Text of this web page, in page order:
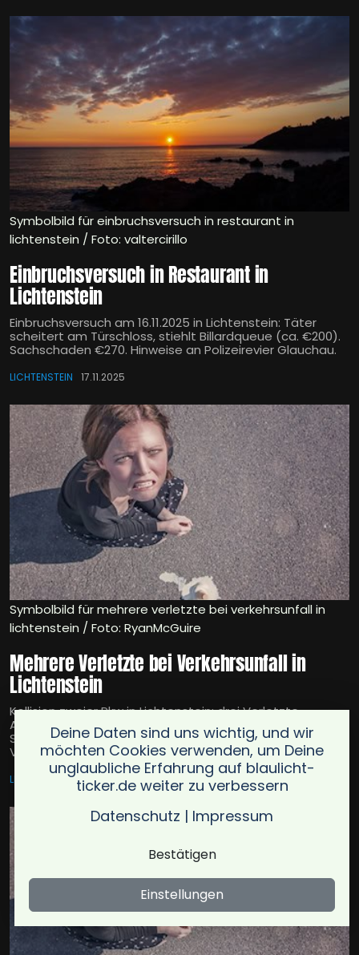
Symbolbild für einbruchsversuch in restaurant in
lichtenstein / Foto: valtercirillo
Einbruchsversuch in Restaurant in
Lichtenstein
Einbruchsversuch am 16.11.2025 in Lichtenstein: Täter
scheitert am Türschloss, stiehlt Billardqueue (ca. €200).
Sachschaden €270. Hinweise an Polizeirevier Glauchau.
LICHTENSTEIN 17.11.2025
Symbolbild für mehrere verletzte bei verkehrsunfall in
lichtenstein / Foto: RyanMcGuire
Mehrere Verletzte bei Verkehrsunfall in
Lichtenstein
Kollision zweier Pkw in Lichtenstein: drei Verletzte,
Alkoholisierung eines Fahrers (1,3 ‰), ca. 45.000 €
Schaden, Abschlepp- und Reinigungsarbeiten,
Verkehrsbeeinträchtigungen.
LICHTENSTEIN 16.11.2025
Deine Daten sind uns wichtig, und wir
möchten Cookies verwenden, um Deine
unglaubliche Erfahrung auf blaulicht-
ticker.de weiter zu verbessern
Datenschutz | Impressum
Bestätigen
Einstellungen